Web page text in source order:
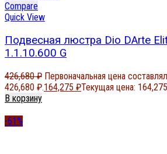
Compare
Quick View
Подвесная люстра Dio DArte
1.1.10.600 G
426,680₽ Первоначальная цена
426,680 ₽.164,275 ₽Текущая цена:
В корзину
-61%